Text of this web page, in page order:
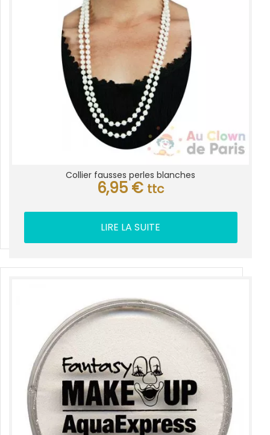
Collier fausses perles blanches
6,95 € ttc
LIRE LA SUITE